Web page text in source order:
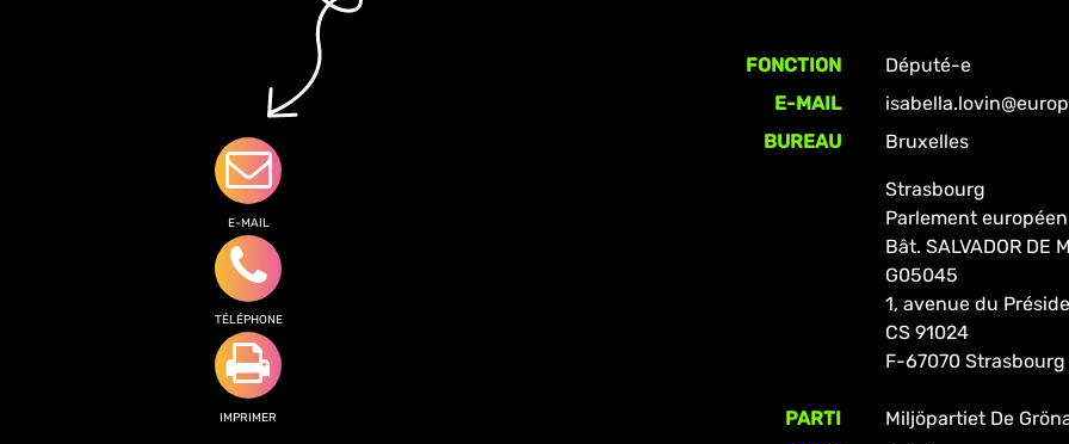
E-MAIL
TÉLÉPHONE
IMPRIMER
FONCTION
Député-e
E-MAIL
BUREAU
Bruxelles
Strasbourg
Parlement européen
Bât. SALVADOR DE
G05045
1, avenue du
CS 91024
F-67070
PARTI
Miljöpartiet De